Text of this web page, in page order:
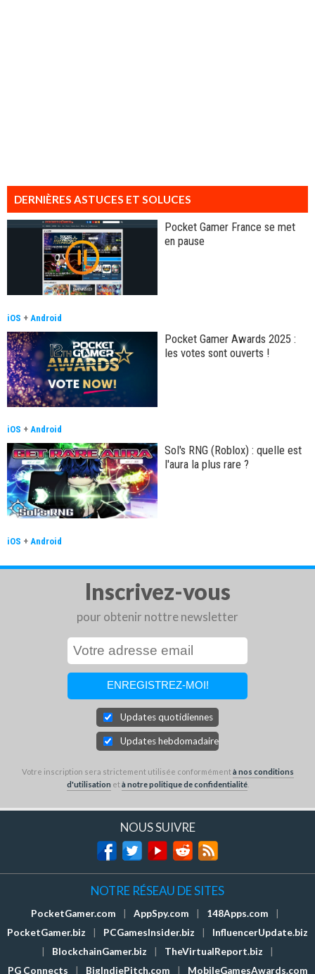
DERNIÈRES ASTUCES ET SOLUCES
Pocket Gamer France se met
en pause
iOS + Android
Pocket Gamer Awards 2025 :
les votes sont ouverts !
iOS + Android
Sol's RNG (Roblox) : quelle est
l'aura la plus rare ?
iOS + Android
Inscrivez-vous
pour obtenir nottre newsletter
Updates quotidiennes
Updates hebdomadaires
Votre inscription sera strictement utilisée conformémentà nos conditions
d'utilisation età notre politique de confidentialité.
NOUS SUIVRE
NOTRE RÉSEAU DE SITES
PocketGamer.com AppSpy.com 148Apps.com
PocketGamer.biz
PCGamesInsider.biz
InfluencerUpdate.biz
BlockchainGamer.biz TheVirtualReport.biz
PG Connects
BigIndiePitch.com MobileGamesAwards.com